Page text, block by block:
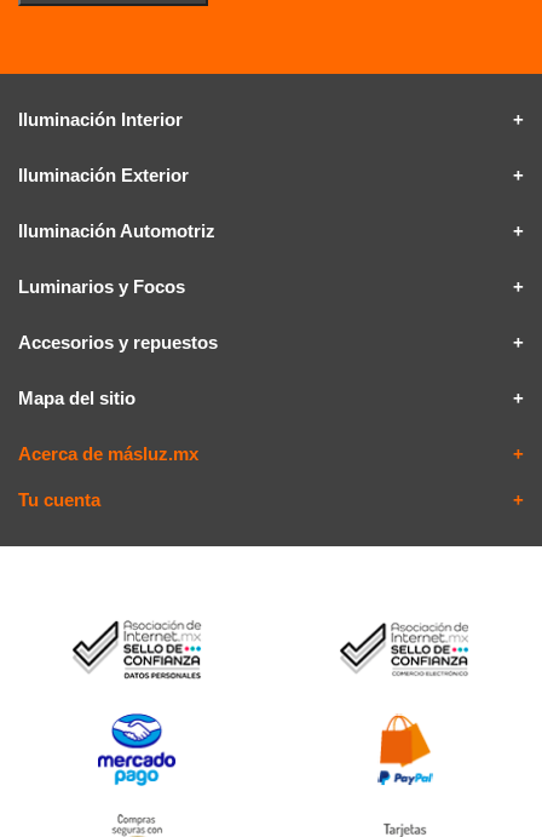
Iluminación Interior
Iluminación Exterior
Iluminación Automotriz
Luminarios y Focos
Accesorios y repuestos
Mapa del sitio
Acerca de másluz.mx
Tu cuenta